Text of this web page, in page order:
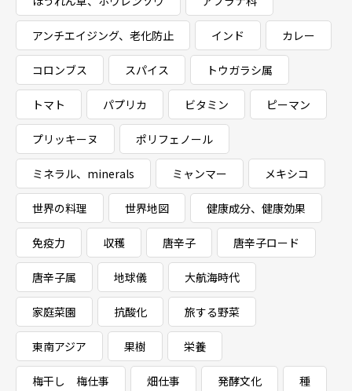
アンチエイジング、老化防止 インド カレー
コロンブス スパイス トウガラシ属
トマト パプリカ ビタミン ピーマン
プリッキーヌ ポリフェノール
ミネラル、minerals ミャンマー メキシコ
世界の料理 世界地図 健康成分、健康効果
免疫力 収穫 唐辛子 唐辛子ロード
唐辛子属 地球儀 大航海時代
家庭菜園 抗酸化 旅する野菜
東南アジア 果樹 栄養
梅干し 梅仕事 畑仕事 発酵文化 種